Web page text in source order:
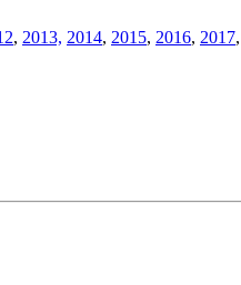
, 2013, 2014, 2015, 2016, 2017